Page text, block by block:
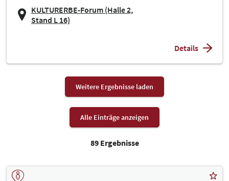
KULTURERBE-Forum (Halle 2,
Stand L 16)
Details
Weitere Ergebnisse laden
Alle Einträge anzeigen
89 Ergebnisse